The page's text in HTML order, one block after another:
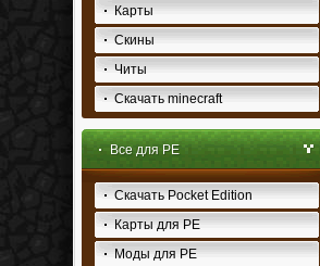
Карты
Скины
Читы
Скачать minecraft
Все для PE
Скачать Pocket Edition
Карты для PE
Моды для PE